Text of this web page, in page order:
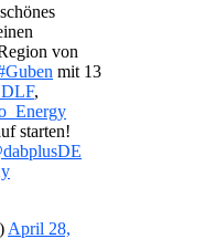
von
mit 13
,
starten!
April 28,